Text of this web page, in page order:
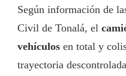
Según información de
Civil de Tonalá, el
vehículos en total y
trayectoria